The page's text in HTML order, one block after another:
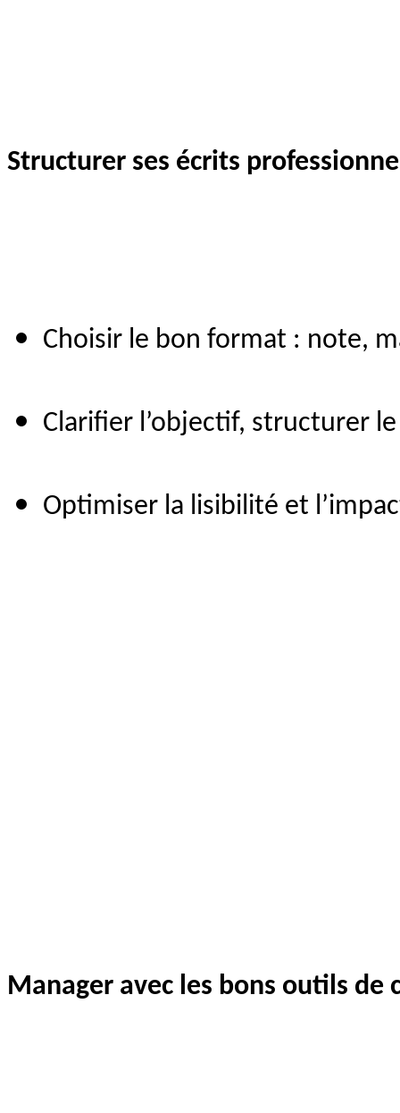
Structurer ses écrits
Choisir le bon format : note,
Clarifier l’objectif, structurer
Optimiser la lisibilité et
Manager avec les bons outils